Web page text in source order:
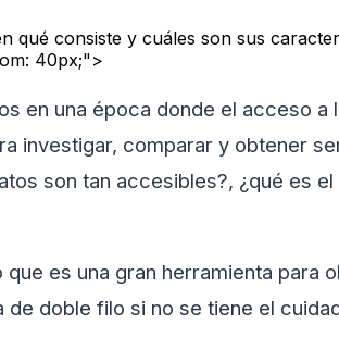
qué consiste y cuáles son sus
40px;">
en una época donde el acceso
investigar, comparar y obtener
son tan accesibles?, ¿qué es
que es una gran herramienta para
de doble filo si no se tiene el